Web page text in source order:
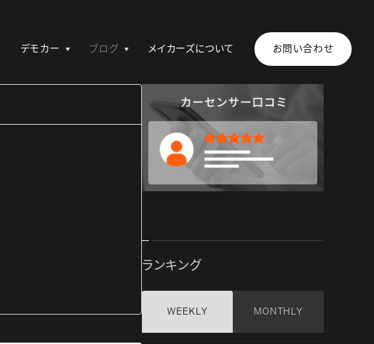
デモカー ブログ メイカーズについて お問い合わせ
ランキング
WEEKLY MONTHLY